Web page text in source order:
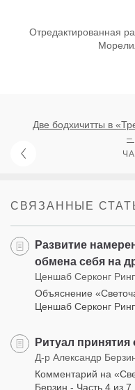
Отредактированная
Две бодхичитты в
–
СВЯЗАННЫЕ
Развитие
обмена себя на
Ценшаб Серконг
Объяснение
Ценшаб Серконг
Ритуал
Д-р Александр
Комментарий на
Берзин - Часть 4 из 7